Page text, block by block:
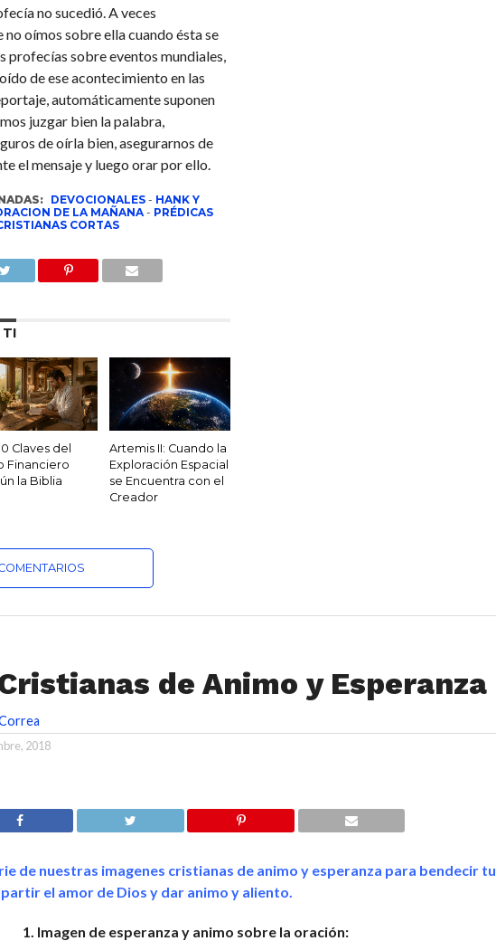
no sucedió. A veces
oímos sobre ella cuando ésta se
profecías sobre eventos mundiales,
de ese acontecimiento en las
automáticamente suponen
juzgar bien la palabra,
de oírla bien, asegurarnos de
el mensaje y luego orar por ello.
DEVOCIONALES- HANK Y
DE LA MAÑANA- PRÉDICAS
CORTAS
TI
Claves del
Financiero
la Biblia
Artemis II: Cuando la
Exploración Espacial
se Encuentra con el
Creador
de Animo y Esperanza
2018
de nuestras imagenes cristianas de animo y esperanza para bendecir tu
el amor de Dios y dar animo y aliento.
1. Imagen de esperanza y animo sobre la oración: